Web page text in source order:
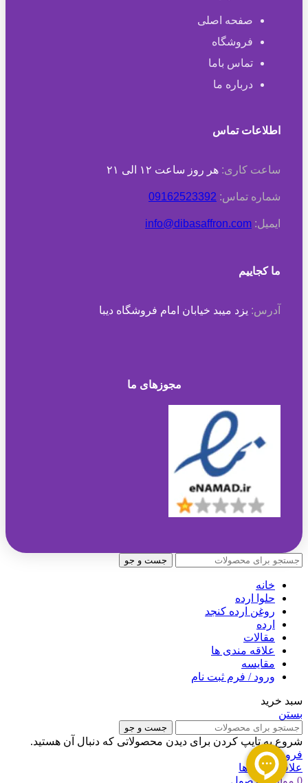
صفحه اصلی
فروشگاه
تماس باما
درباره ما
اطلاعات تماس
ساعت کاری: هر روز ساعت ۱۲ الی ۲۱
شماره تماس: 09162523392
ایمیل: info@dibasaffron.com
ما کجاییم
آدرس: یزد میبد خیابان امام فروشگاه دیبا
مجوزهای ما
جست و جو
خانه
حلوا ارده
روغن ارده کنجد
ارده
مقالات
علاقه مندی ها
مقایسه
ورود / فرم ثبت نام
سبد خرید
بستن
جست و جو
شروع به تایپ کردن برای دیدن محصولاتی که دنبال آن هستید.
فروشگاه
علاقه مندی ها
0 موارد محصول